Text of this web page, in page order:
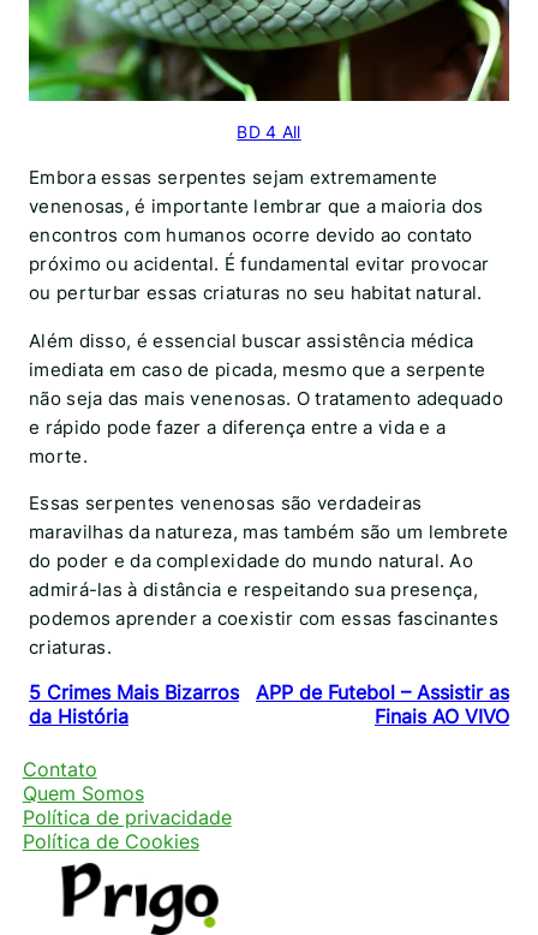
BD 4 All
Embora essas serpentes sejam extremamente
venenosas, é importante lembrar que a maioria dos
encontros com humanos ocorre devido ao contato
próximo ou acidental. É fundamental evitar provocar
ou perturbar essas criaturas no seu habitat natural.
Além disso, é essencial buscar assistência médica
imediata em caso de picada, mesmo que a serpente
não seja das mais venenosas. O tratamento adequado
e rápido pode fazer a diferença entre a vida e a
morte.
Essas serpentes venenosas são verdadeiras
maravilhas da natureza, mas também são um lembrete
do poder e da complexidade do mundo natural. Ao
admirá-las à distância e respeitando sua presença,
podemos aprender a coexistir com essas fascinantes
criaturas.
5 Crimes Mais Bizarros
da História
APP de Futebol – Assistir as
Finais AO VIVO
Contato
Quem Somos
Política de privacidade
Política de Cookies